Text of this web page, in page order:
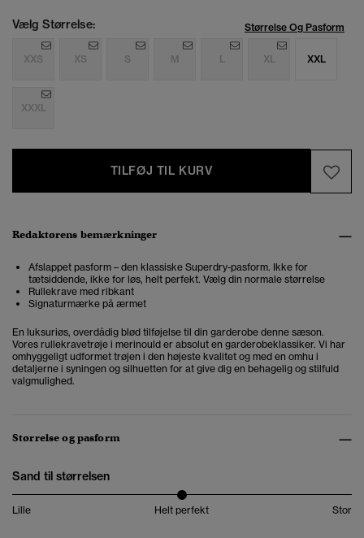
Vælg Størrelse: Størrelse Og Pasform
XXS XS S M L XL XXL
XXXL
TILFØJ TIL KURV
Redaktørens bemærkninger
Afslappet pasform – den klassiske Superdry-pasform. Ikke for
tætsiddende, ikke for løs, helt perfekt. Vælg din normale størrelse
Rullekrave med ribkant
Signaturmærke på ærmet
En luksuriøs, overdådig blød tilføjelse til din garderobe denne sæson.
Vores rullekravetrøje i merinould er absolut en garderobeklassiker. Vi har
omhyggeligt udformet trøjen i den højeste kvalitet og med en omhu i
detaljerne i syningen og silhuetten for at give dig en behagelig og stilfuld
valgmulighed.
Størrelse og pasform
Sand til størrelsen
Lille Helt perfekt Stor